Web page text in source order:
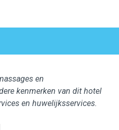
en
kenmerken van dit hotel
en huwelijksservices.